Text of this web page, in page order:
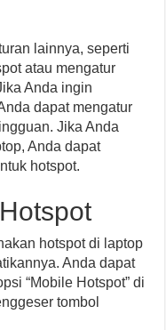
lainnya, seperti
atau mengatur
Anda ingin
dapat mengatur
Jika Anda
Anda dapat
hotspot.
hotspot di laptop
Anda dapat
“Mobile Hotspot” di
tombol